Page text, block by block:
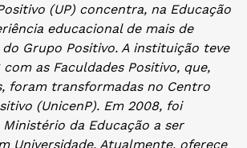
(UP) concentra, na Educação
educacional de mais de
Grupo Positivo. A instituição teve
as Faculdades Positivo, que,
foram transformadas no Centro
(UnicenP). Em 2008, foi
da Educação a ser
Universidade. Atualmente, oferece